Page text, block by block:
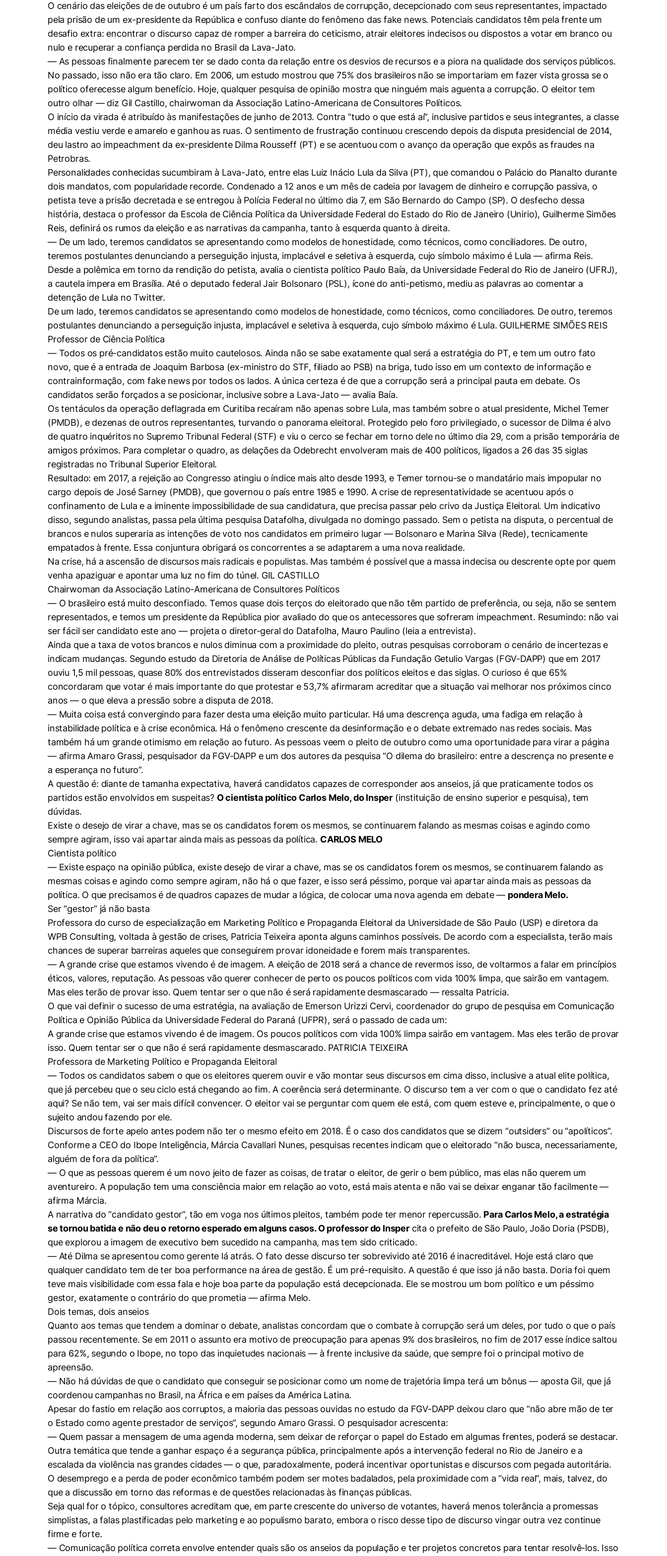
Conhecimento
Hub de Inovação e
Empreendedorismo
Women in Action
Trabalhe conosco
Sala de Imprensa
Repositório Institucional
Pesquisa na Graduação
Seminários Acadêmicos
Comitê de Ética em
Pesquisa
Instagram
Linkedin
O cenário das eleições de de outubro é um país farto dos escândalos de corrupção, decepcionado com seus representantes, impactado
pela prisão de um ex-presidente da República e confuso diante do fenômeno das fake news. Potenciais candidatos têm pela frente um
desafio extra: encontrar o discurso capaz de romper a barreira do ceticismo, atrair eleitores indecisos ou dispostos a votar em branco ou
nulo e recuperar a confiança perdida no Brasil da Lava-Jato.
— As pessoas finalmente parecem ter se dado conta da relação entre os desvios de recursos e a piora na qualidade dos serviços públicos.
No passado, isso não era tão claro. Em 2006, um estudo mostrou que 75% dos brasileiros não se importariam em fazer vista grossa se o
político oferecesse algum benefício. Hoje, qualquer pesquisa de opinião mostra que ninguém mais aguenta a corrupção. O eleitor tem
outro olhar — diz Gil Castillo, chairwoman da Associação Latino-Americana de Consultores Políticos.
O início da virada é atribuído às manifestações de junho de 2013. Contra “tudo o que está aí”, inclusive partidos e seus integrantes, a classe
média vestiu verde e amarelo e ganhou as ruas. O sentimento de frustração continuou crescendo depois da disputa presidencial de 2014,
deu lastro ao impeachment da ex-presidente Dilma Rousseff (PT) e se acentuou com o avanço da operação que expôs as fraudes na
Petrobras.
Personalidades conhecidas sucumbiram à Lava-Jato, entre elas Luiz Inácio Lula da Silva (PT), que comandou o Palácio do Planalto durante
dois mandatos, com popularidade recorde. Condenado a 12 anos e um mês de cadeia por lavagem de dinheiro e corrupção passiva, o
petista teve a prisão decretada e se entregou à Polícia Federal no último dia 7, em São Bernardo do Campo (SP). O desfecho dessa
história, destaca o professor da Escola de Ciência Política da Universidade Federal do Estado do Rio de Janeiro (Unirio), Guilherme Simões
Reis, definirá os rumos da eleição e as narrativas da campanha, tanto à esquerda quanto à direita.
— De um lado, teremos candidatos se apresentando como modelos de honestidade, como técnicos, como conciliadores. De outro,
teremos postulantes denunciando a perseguição injusta, implacável e seletiva à esquerda, cujo símbolo máximo é Lula — afirma Reis.
Desde a polêmica em torno da rendição do petista, avalia o cientista político Paulo Baía, da Universidade Federal do Rio de Janeiro (UFRJ),
a cautela impera em Brasília. Até o deputado federal Jair Bolsonaro (PSL), ícone do anti-petismo, mediu as palavras ao comentar a
detenção de Lula no Twitter.
De um lado, teremos candidatos se apresentando como modelos de honestidade, como técnicos, como conciliadores. De outro, teremos
postulantes denunciando a perseguição injusta, implacável e seletiva à esquerda, cujo símbolo máximo é Lula. GUILHERME SIMÕES REIS
Professor de Ciência Política
— Todos os pré-candidatos estão muito cautelosos. Ainda não se sabe exatamente qual será a estratégia do PT, e tem um outro fato
novo, que é a entrada de Joaquim Barbosa (ex-ministro do STF, filiado ao PSB) na briga, tudo isso em um contexto de informação e
contrainformação, com fake news por todos os lados. A única certeza é de que a corrupção será a principal pauta em debate. Os
candidatos serão forçados a se posicionar, inclusive sobre a Lava-Jato — avalia Baía.
Os tentáculos da operação deflagrada em Curitiba recaíram não apenas sobre Lula, mas também sobre o atual presidente, Michel Temer
(PMDB), e dezenas de outros representantes, turvando o panorama eleitoral. Protegido pelo foro privilegiado, o sucessor de Dilma é alvo
de quatro inquéritos no Supremo Tribunal Federal (STF) e viu o cerco se fechar em torno dele no último dia 29, com a prisão temporária de
amigos próximos. Para completar o quadro, as delações da Odebrecht envolveram mais de 400 políticos, ligados a 26 das 35 siglas
registradas no Tribunal Superior Eleitoral.
Resultado: em 2017, a rejeição ao Congresso atingiu o índice mais alto desde 1993, e Temer tornou-se o mandatário mais impopular no
cargo depois de José Sarney (PMDB), que governou o país entre 1985 e 1990. A crise de representatividade se acentuou após o
confinamento de Lula e a iminente impossibilidade de sua candidatura, que precisa passar pelo crivo da Justiça Eleitoral. Um indicativo
disso, segundo analistas, passa pela última pesquisa Datafolha, divulgada no domingo passado. Sem o petista na disputa, o percentual de
brancos e nulos superaria as intenções de voto nos candidatos em primeiro lugar — Bolsonaro e Marina Silva (Rede), tecnicamente
empatados à frente. Essa conjuntura obrigará os concorrentes a se adaptarem a uma nova realidade.
Na crise, há a ascensão de discursos mais radicais e populistas. Mas também é possível que a massa indecisa ou descrente opte por quem
venha apaziguar e apontar uma luz no fim do túnel. GIL CASTILLO
Chairwoman da Associação Latino-Americana de Consultores Políticos
— O brasileiro está muito desconfiado. Temos quase dois terços do eleitorado que não têm partido de preferência, ou seja, não se sentem
representados, e temos um presidente da República pior avaliado do que os antecessores que sofreram impeachment. Resumindo: não vai
ser fácil ser candidato este ano — projeta o diretor-geral do Datafolha, Mauro Paulino (leia a entrevista).
Ainda que a taxa de votos brancos e nulos diminua com a proximidade do pleito, outras pesquisas corroboram o cenário de incertezas e
indicam mudanças. Segundo estudo da Diretoria de Análise de Políticas Públicas da Fundação Getulio Vargas (FGV-DAPP) que em 2017
ouviu 1,5 mil pessoas, quase 80% dos entrevistados disseram desconfiar dos políticos eleitos e das siglas. O curioso é que 65%
concordaram que votar é mais importante do que protestar e 53,7% afirmaram acreditar que a situação vai melhorar nos próximos cinco
anos — o que eleva a pressão sobre a disputa de 2018.
— Muita coisa está convergindo para fazer desta uma eleição muito particular. Há uma descrença aguda, uma fadiga em relação à
instabilidade política e à crise econômica. Há o fenômeno crescente da desinformação e o debate extremado nas redes sociais. Mas
também há um grande otimismo em relação ao futuro. As pessoas veem o pleito de outubro como uma oportunidade para virar a página
— afirma Amaro Grassi, pesquisador da FGV-DAPP e um dos autores da pesquisa “O dilema do brasileiro: entre a descrença no presente e
a esperança no futuro”.
A questão é: diante de tamanha expectativa, haverá candidatos capazes de corresponder aos anseios, já que praticamente todos os
partidos estão envolvidos em suspeitas? O cientista político Carlos Melo, do Insper (instituição de ensino superior e pesquisa), tem
dúvidas.
Existe o desejo de virar a chave, mas se os candidatos forem os mesmos, se continuarem falando as mesmas coisas e agindo como
sempre agiram, isso vai apartar ainda mais as pessoas da política. CARLOS MELO
Cientista político
— Existe espaço na opinião pública, existe desejo de virar a chave, mas se os candidatos forem os mesmos, se continuarem falando as
mesmas coisas e agindo como sempre agiram, não há o que fazer, e isso será péssimo, porque vai apartar ainda mais as pessoas da
política. O que precisamos é de quadros capazes de mudar a lógica, de colocar uma nova agenda em debate — pondera Melo.
Ser “gestor” já não basta
Professora do curso de especialização em Marketing Político e Propaganda Eleitoral da Universidade de São Paulo (USP) e diretora da
WPB Consulting, voltada à gestão de crises, Patricia Teixeira aponta alguns caminhos possíveis. De acordo com a especialista, terão mais
chances de superar barreiras aqueles que conseguirem provar idoneidade e forem mais transparentes.
— A grande crise que estamos vivendo é de imagem. A eleição de 2018 será a chance de revermos isso, de voltarmos a falar em princípios
éticos, valores, reputação. As pessoas vão querer conhecer de perto os poucos políticos com vida 100% limpa, que sairão em vantagem.
Mas eles terão de provar isso. Quem tentar ser o que não é será rapidamente desmascarado — ressalta Patricia.
O que vai definir o sucesso de uma estratégia, na avaliação de Emerson Urizzi Cervi, coordenador do grupo de pesquisa em Comunicação
Política e Opinião Pública da Universidade Federal do Paraná (UFPR), será o passado de cada um:
A grande crise que estamos vivendo é de imagem. Os poucos políticos com vida 100% limpa sairão em vantagem. Mas eles terão de provar
isso. Quem tentar ser o que não é será rapidamente desmascarado. PATRICIA TEIXEIRA
Professora de Marketing Político e Propaganda Eleitoral
— Todos os candidatos sabem o que os eleitores querem ouvir e vão montar seus discursos em cima disso, inclusive a atual elite política,
que já percebeu que o seu ciclo está chegando ao fim. A coerência será determinante. O discurso tem a ver com o que o candidato fez até
aqui? Se não tem, vai ser mais difícil convencer. O eleitor vai se perguntar com quem ele está, com quem esteve e, principalmente, o que o
sujeito andou fazendo por ele.
Discursos de forte apelo antes podem não ter o mesmo efeito em 2018. É o caso dos candidatos que se dizem “outsiders” ou “apolíticos”.
Conforme a CEO do Ibope Inteligência, Márcia Cavallari Nunes, pesquisas recentes indicam que o eleitorado “não busca, necessariamente,
alguém de fora da política”.
— O que as pessoas querem é um novo jeito de fazer as coisas, de tratar o eleitor, de gerir o bem público, mas elas não querem um
aventureiro. A população tem uma consciência maior em relação ao voto, está mais atenta e não vai se deixar enganar tão facilmente —
afirma Márcia.
A narrativa do “candidato gestor”, tão em voga nos últimos pleitos, também pode ter menor repercussão. Para Carlos Melo, a estratégia
se tornou batida e não deu o retorno esperado em alguns casos. O professor do Inspercita o prefeito de São Paulo, João Doria (PSDB),
que explorou a imagem de executivo bem sucedido na campanha, mas tem sido criticado.
— Até Dilma se apresentou como gerente lá atrás. O fato desse discurso ter sobrevivido até 2016 é inacreditável. Hoje está claro que
qualquer candidato tem de ter boa performance na área de gestão. É um pré-requisito. A questão é que isso já não basta. Doria foi quem
teve mais visibilidade com essa fala e hoje boa parte da população está decepcionada. Ele se mostrou um bom político e um péssimo
gestor, exatamente o contrário do que prometia — afirma Melo.
Dois temas, dois anseios
Quanto aos temas que tendem a dominar o debate, analistas concordam que o combate à corrupção será um deles, por tudo o que o país
passou recentemente. Se em 2011 o assunto era motivo de preocupação para apenas 9% dos brasileiros, no fim de 2017 esse índice saltou
para 62%, segundo o Ibope, no topo das inquietudes nacionais — à frente inclusive da saúde, que sempre foi o principal motivo de
apreensão.
— Não há dúvidas de que o candidato que conseguir se posicionar como um nome de trajetória limpa terá um bônus — aposta Gil, que já
coordenou campanhas no Brasil, na África e em países da América Latina.
Apesar do fastio em relação aos corruptos, a maioria das pessoas ouvidas no estudo da FGV-DAPP deixou claro que “não abre mão de ter
o Estado como agente prestador de serviços”, segundo Amaro Grassi. O pesquisador acrescenta:
— Quem passar a mensagem de uma agenda moderna, sem deixar de reforçar o papel do Estado em algumas frentes, poderá se destacar.
Outra temática que tende a ganhar espaço é a segurança pública, principalmente após a intervenção federal no Rio de Janeiro e a
escalada da violência nas grandes cidades — o que, paradoxalmente, poderá incentivar oportunistas e discursos com pegada autoritária.
O desemprego e a perda de poder econômico também podem ser motes badalados, pela proximidade com a “vida real”, mais, talvez, do
que a discussão em torno das reformas e de questões relacionadas às finanças públicas.
Seja qual for o tópico, consultores acreditam que, em parte crescente do universo de votantes, haverá menos tolerância a promessas
simplistas, a falas plastificadas pelo marketing e ao populismo barato, embora o risco desse tipo de discurso vingar outra vez continue
firme e forte.
— Comunicação política correta envolve entender quais são os anseios da população e ter projetos concretos para tentar resolvê-los. Isso
Cookies de preferências de usuário